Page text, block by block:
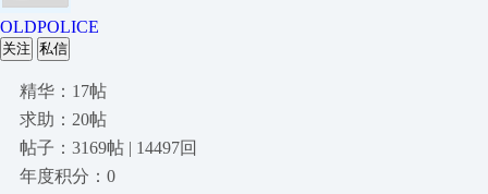
OLDPOLICE
关注 私信
精华：17帖
求助：20帖
帖子：3169帖 | 14497回
年度积分：0